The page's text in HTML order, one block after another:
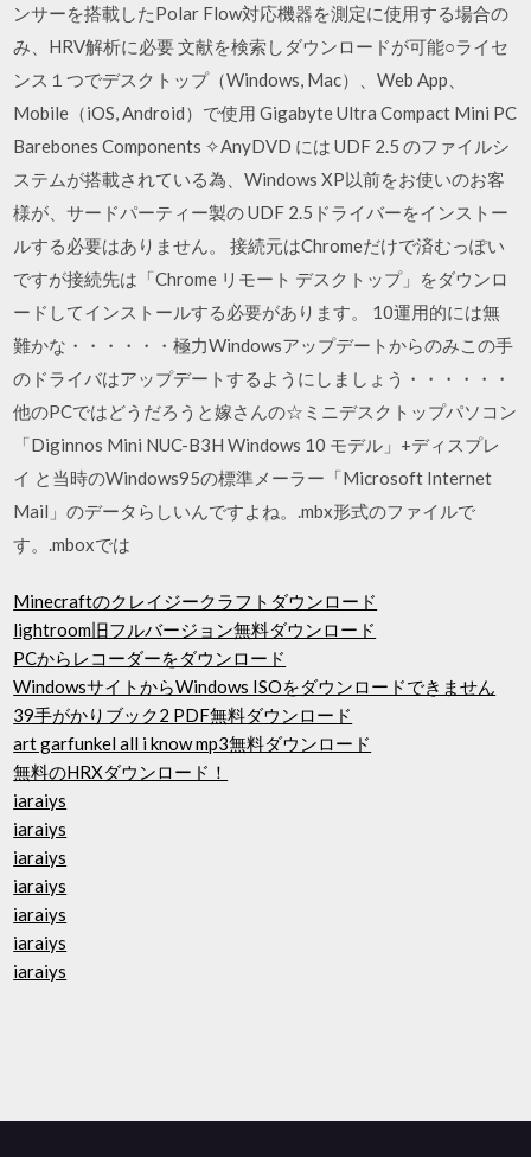
ンサーを搭載したPolar Flow対応機器を測定に使用する場合の
み、HRV解析に必要 文献を検索しダウンロードが可能○ライセ
ンス１つでデスクトップ（Windows, Mac）、Web App、
Mobile（iOS, Android）で使用 Gigabyte Ultra Compact Mini PC
Barebones Components ✧AnyDVD には UDF 2.5 のファイルシ
ステムが搭載されている為、Windows XP以前をお使いのお客
様が、サードパーティー製の UDF 2.5ドライバーをインストー
ルする必要はありません。 接続元はChromeだけで済むっぽい
ですが接続先は「Chrome リモート デスクトップ」をダウンロ
ードしてインストールする必要があります。 10運用的には無
難かな・・・・・・極力Windowsアップデートからのみこの手
のドライバはアップデートするようにしましょう・・・・・・
他のPCではどうだろうと嫁さんの☆ミニデスクトップパソコン
「Diginnos Mini NUC-B3H Windows 10 モデル」+ディスプレ
イ と当時のWindows95の標準メーラー「Microsoft Internet
Mail」のデータらしいんですよね。.mbx形式のファイルで
す。.mboxでは
Minecraftのクレイジークラフトダウンロード
lightroom旧フルバージョン無料ダウンロード
PCからレコーダーをダウンロード
WindowsサイトからWindows ISOをダウンロードできません
39手がかりブック2 PDF無料ダウンロード
art garfunkel all i know mp3無料ダウンロード
無料のHRXダウンロード！
iaraiys
iaraiys
iaraiys
iaraiys
iaraiys
iaraiys
iaraiys